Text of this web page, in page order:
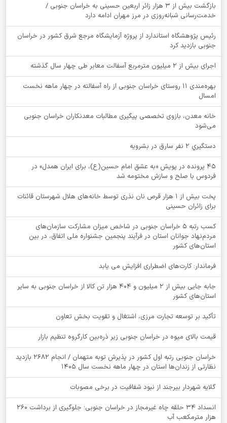
بازگشت بیش از ۳ هزار زائر اربعین حسینی به خراسان جنوبی /
خدمت‌رسانی شبانه‌روزی در مرز مهران ادامه دارد
رئیس پژوهشگاه استاندارد از پروژه آزمایشگاه مرجع شرق کشور در خراسان
جنوبی بازدید کرد
اجرای بیش از ۲ میلیون مترمربع آسفالت معابر طی چهار سال گذشته
بهره‌مندی ۱۱ روستای خراسان جنوبی از راه آسفالته در چهار ماهه نخست
امسال
خانه معدن، بازوی تخصصی پیگیری مطالبات معدنکاران خراسان جنوبی
می‌شود
دستگيري 2 نفر سارق در بشرويه
۴۵ پرونده در پویش «به عشق امام حسین(ع)، برای ایران همدل» در
فردوس با صلح و سازش مختومه شد
پخت بیش از 1 هزار قرص نان نذری توسط خانه‌های هلال شهرستان قائنات
برای زائران حسینی
کسب رتبه ۵ خراسان جنوبی در شاخص میزان مشارکت سازمان‌های
مردم‌نهاد جوانان استان در فرآیند پنجمین جشنواره ملی اتفاق، در بین
استان‌های کشور
فرماندار: کارت‌های اضطراری افزایش می یابد
جابه جایی بیش از 2 میلیون و 404 هزار تن کالا از خراسان جنوبی به سایر
استان‌های کشور
تأکید بر توسعه تجارت مرزی، اشتغال و تقویت بخش تعاون
قیمت بالای میوه در خراسان جنوبی زیر ذره‌بین کارگروه تنظیم بازار
خراسان جنوبی رتبه اول کشور در پذیرش توبه متهمان / انجام ۲۶۸۲ بازدید
نظارتی از زندان‌ها استان در چهار ماهه نخست سال 1405
گلایه شهردار بیرجند از نبود شفافیت در برخی مصوبات
انسداد ۳۴ حلقه چاه غیرمجاز در خراسان جنوبی؛ جلوگیری از برداشت ۲۶۰
هزار مترمکعب آب